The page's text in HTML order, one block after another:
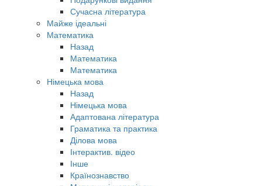
Сучасна література
Майже ідеальні
Математика
Назад
Математика
Математика
Німецька мова
Назад
Німецька мова
Адаптована література
Граматика та практика
Ділова мова
Інтерактив. відео
Інше
Країнознавство